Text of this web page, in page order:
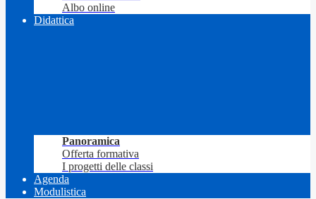
Albo online
Didattica
Panoramica
Offerta formativa
I progetti delle classi
Agenda
Modulistica